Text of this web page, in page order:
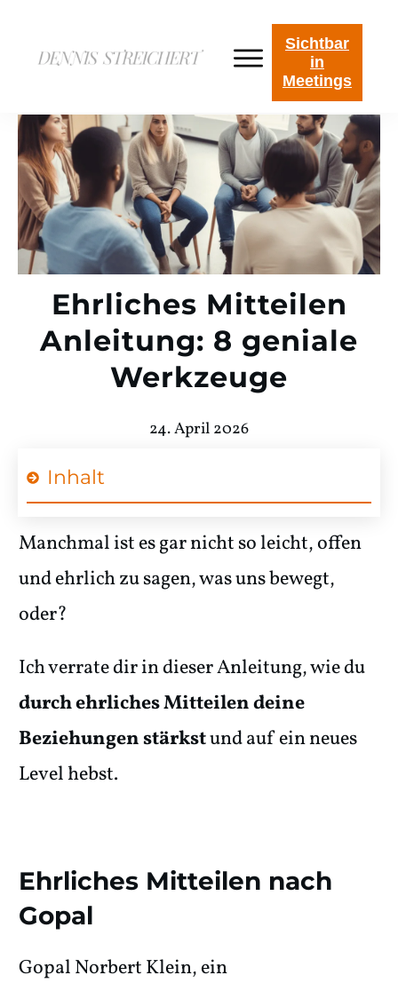
Sichtbar
in
Meetings
Ehrliches Mitteilen
Anleitung: 8 geniale
Werkzeuge
24. April 2026
Inhalt
Manchmal ist es gar nicht so leicht, offen
und ehrlich zu sagen, was uns bewegt,
oder?
Ich verrate dir in dieser Anleitung, wie du
durch ehrliches Mitteilen deine
Beziehungen stärkstund auf ein neues
Level hebst.
Ehrliches Mitteilen nach
Gopal
Gopal Norbert Klein, ein